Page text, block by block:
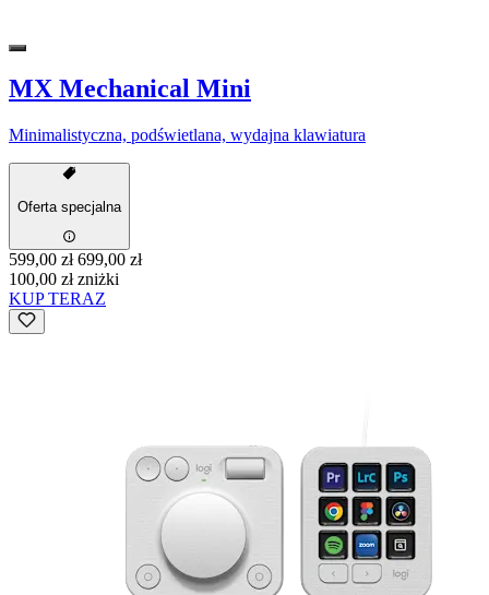
MX Mechanical Mini
Minimalistyczna, podświetlana, wydajna klawiatura
Oferta specjalna
599,00 zł 699,00 zł
100,00 zł zniżki
KUP TERAZ